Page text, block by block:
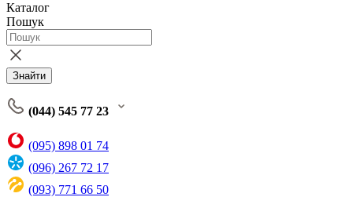
Каталог
Пошук
Знайти
(044) 545 77 23
(095) 898 01 74
(096) 267 72 17
(093) 771 66 50